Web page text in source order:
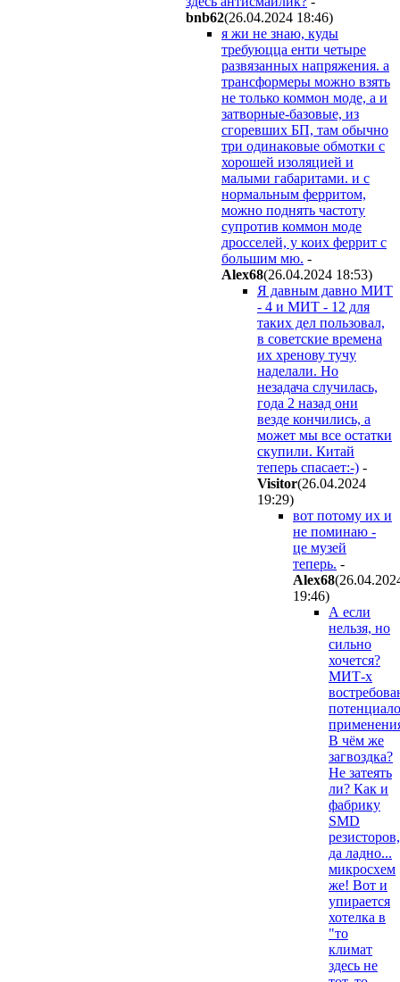
bnb62(26.04.2024 18:46)
я жи не знаю, куды
требуюцца енти четыре
развязанных напряжения. а
трансформеры можно взять
не только коммон моде, а и
затворные-базовые, из
сгоревших БП, там обычно
три одинаковые обмотки с
хорошей изоляцией и
малыми габаритами. и с
нормальным ферритом,
можно поднять частоту
супротив коммон моде
дросселей, у коих феррит с
большим мю. -
Alex68(26.04.2024 18:53)
Я давным давно МИТ
- 4 и МИТ - 12 для
таких дел пользовал,
в советские времена
их хренову тучу
наделали. Но
незадача случилась,
года 2 назад они
везде кончились, а
может мы все остатки
скупили. Китай
теперь спасает:-) -
Visitor(26.04.2024
19:29)
вот потому их и
не поминаю -
це музей
теперь. -
Alex68
19:46)
А если
нельзя, но
сильно
хочется?
МИТ-х
В чём же
загвоздка?
Не затеять
ли? Как и
фабрику
SMD
резисторов,
да ладно...
микросхем
же! Вот и
упирается
хотелка в
"то
климат
здесь не